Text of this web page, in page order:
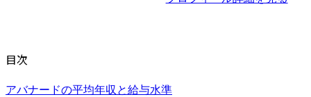
目次
アバナードの平均年収と給与水準